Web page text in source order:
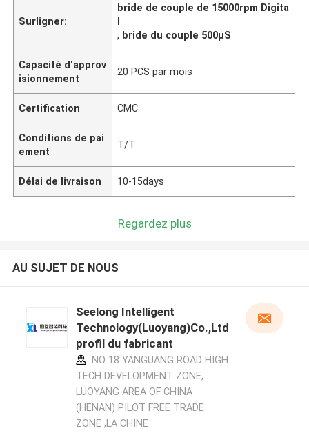
Surligner:
bride de couple de 15000rpm Digita
l
, bride du couple 500μS
Capacité d'approv
isionnement
20 PCS par mois
Certification CMC
Conditions de pai
ement
T/T
Délai de livraison 10-15days
Regardez plus
AU SUJET DE NOUS
Seelong Intelligent
Technology(Luoyang)Co.,Ltd
profil du fabricant
NO 18 YANGUANG ROAD HIGH
TECH DEVELOPMENT ZONE,
LUOYANG AREA OF CHINA
(HENAN) PILOT FREE TRADE
ZONE ,LA CHINE